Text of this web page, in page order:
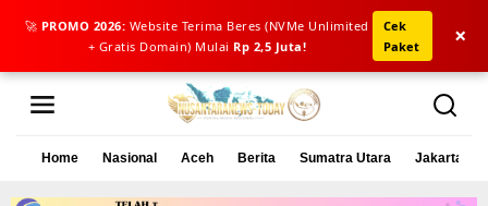
🚀 PROMO 2026: Website Terima Beres (NVMe Unlimited
+ Gratis Domain) Mulai Rp 2,5 Juta!
Cek
Paket
×
L
Home Nasional Aceh Berita Sumatra Utara Jakarta